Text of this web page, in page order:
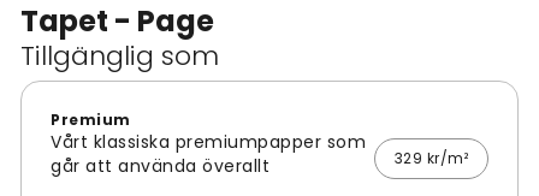
Tapet - Page
Tillgänglig som
Premium
Vårt klassiska premiumpapper som
går att använda överallt
329 kr/m²